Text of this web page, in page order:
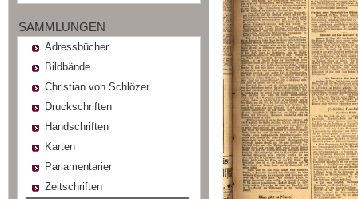
SAMMLUNGEN
Adressbücher
Bildbände
Christian von Schlözer
Druckschriften
Handschriften
Karten
Parlamentarier
Zeitschriften